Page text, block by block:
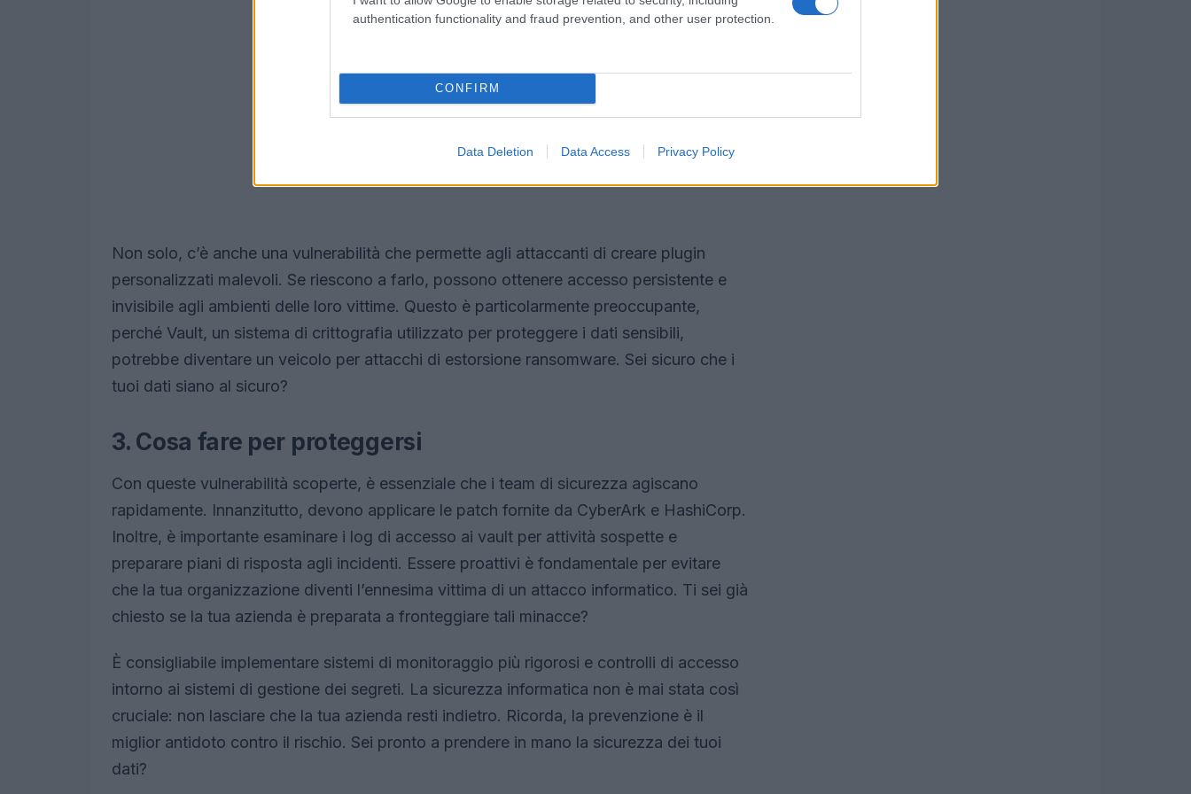
authentication functionality and fraud prevention, and other user protection.
CONFIRM
Data Deletion Data Access Privacy Policy
Non solo, c’è anche una vulnerabilità che permette agli attaccanti di creare plugin
personalizzati malevoli. Se riescono a farlo, possono ottenere accesso persistente e
invisibile agli ambienti delle loro vittime. Questo è particolarmente preoccupante,
perché Vault, un sistema di crittografia utilizzato per proteggere i dati sensibili,
potrebbe diventare un veicolo per attacchi di estorsione ransomware. Sei sicuro che i
tuoi dati siano al sicuro?
3. Cosa fare per proteggersi
Con queste vulnerabilità scoperte, è essenziale che i team di sicurezza agiscano
rapidamente. Innanzitutto, devono applicare le patch fornite da CyberArk e HashiCorp.
Inoltre, è importante esaminare i log di accesso ai vault per attività sospette e
preparare piani di risposta agli incidenti. Essere proattivi è fondamentale per evitare
che la tua organizzazione diventi l’ennesima vittima di un attacco informatico. Ti sei già
chiesto se la tua azienda è preparata a fronteggiare tali minacce?
È consigliabile implementare sistemi di monitoraggio più rigorosi e controlli di accesso
intorno ai sistemi di gestione dei segreti. La sicurezza informatica non è mai stata così
cruciale: non lasciare che la tua azienda resti indietro. Ricorda, la prevenzione è il
miglior antidoto contro il rischio. Sei pronto a prendere in mano la sicurezza dei tuoi
dati?